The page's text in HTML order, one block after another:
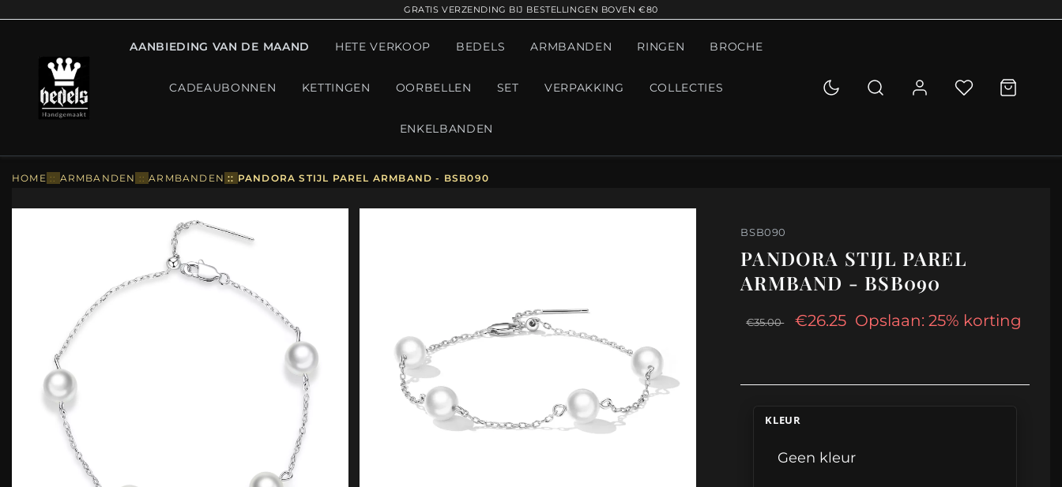
GRATIS VERZENDING BIJ BESTELLINGEN BOVEN €80
AANBIEDING VAN DE MAAND HETE VERKOOP BEDELS ARMBANDEN RINGEN BROCHE
CADEAUBONNEN KETTINGEN OORBELLEN SET VERPAKKING COLLECTIES
ENKELBANDEN
HOME :: ARMBANDEN ::ARMBANDEN :: PANDORA STIJL PAREL ARMBAND - BSB090
BSB090
PANDORA STIJL PAREL
ARMBAND - BSB090
€35.00 €26.25 Opslaan: 25% korting
KLEUR
Geen kleur